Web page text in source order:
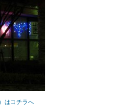
はコチラへ